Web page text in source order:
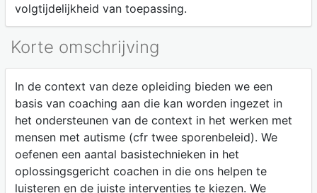
volgtijdelijkheid van toepassing.
Korte omschrijving
In de context van deze opleiding bieden we een
basis van coaching aan die kan worden ingezet in
het ondersteunen van de context in het werken met
mensen met autisme (cfr twee sporenbeleid). We
oefenen een aantal basistechnieken in het
oplossingsgericht coachen in die ons helpen te
luisteren en de juiste interventies te kiezen. We